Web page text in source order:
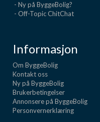
- Ny på ByggeBolig?
- Off-Topic ChitChat
Informasjon
Om ByggeBolig
Kontakt oss
Ny på ByggeBolig
Brukerbetingelser
Annonsere på ByggeBolig
Personvernerklæring